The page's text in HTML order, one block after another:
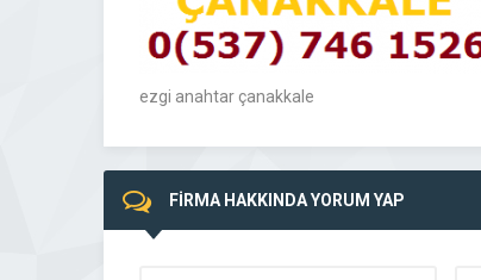
ezgi anahtar çanakkale
FİRMA HAKKINDA YORUM YAP